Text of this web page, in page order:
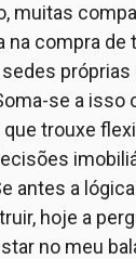
muitas
na compra de
próprias
se a isso
trouxe
antes a
hoje a
no meu